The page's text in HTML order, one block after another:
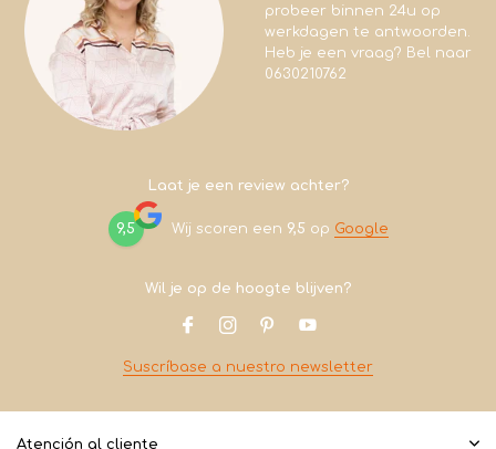
probeer binnen 24u op
werkdagen te antwoorden.
Heb je een vraag? Bel naar
0630210762
Laat je een review achter?
9,5 Wij scoren een 9,5 op Google
Wil je op de hoogte blijven?
Suscríbase a nuestro newsletter
Atención al cliente